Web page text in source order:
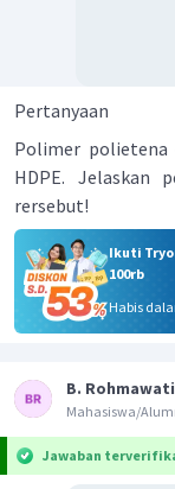
Pertanyaan
Polimer polietena
HDPE. Jelaskan
rersebut!
Ikuti
100rb
Habis
B. Rohmawati
Mahasiswa/
Jawaban